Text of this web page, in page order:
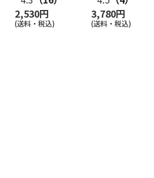
2,530円
(送料・税込)
3,780円
(送料・税込)